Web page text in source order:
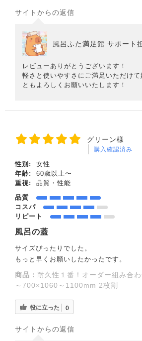
サイトからの返信
風呂ふた満足館 サポート
レビューありがとうございます！
軽さと使いやすさにご満足いただけ
ともよろしくお願いいたします！
グリーン様
購入確認済み
性別:
女性
年齢:
60歳以上〜
重視:
品質・性能
品質
コスパ
リピート
風呂の蓋
サイズぴったりでした。
もっと早くお願いしたかったです。
商品： 耐久性１番！オーダー組み合
～700×1060～1100mm 2枚割
役に立った 0
サイトからの返信